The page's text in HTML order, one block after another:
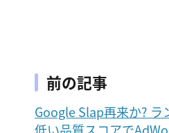
前の記事
Google Slap再来か? ラ